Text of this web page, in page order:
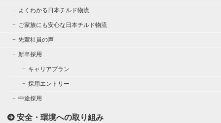
よくわかる日本チルド物流
ご家族にも安心な日本チルド物流
先輩社員の声
新卒採用
キャリアプラン
採用エントリー
中途採用
安全・環境への取り組み